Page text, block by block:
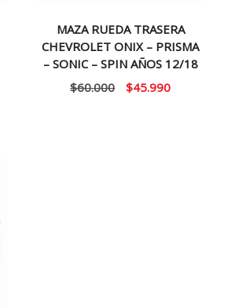
MAZA RUEDA TRASERA
CHEVROLET ONIX – PRISMA
– SONIC – SPIN AÑOS 12/18
$60.000
El
$45.990El